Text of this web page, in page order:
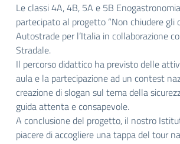
Le classi 4A, 4B, 5A e 5B
partecipato al progetto “Non chiudere gli
Autostrade per l’Italia in collaborazione
Stradale.
Il percorso didattico ha previsto delle
aula e la partecipazione ad un contest
creazione di slogan sul tema della
guida attenta e consapevole.
A conclusione del progetto, il nostro
piacere di accogliere una tappa del tour